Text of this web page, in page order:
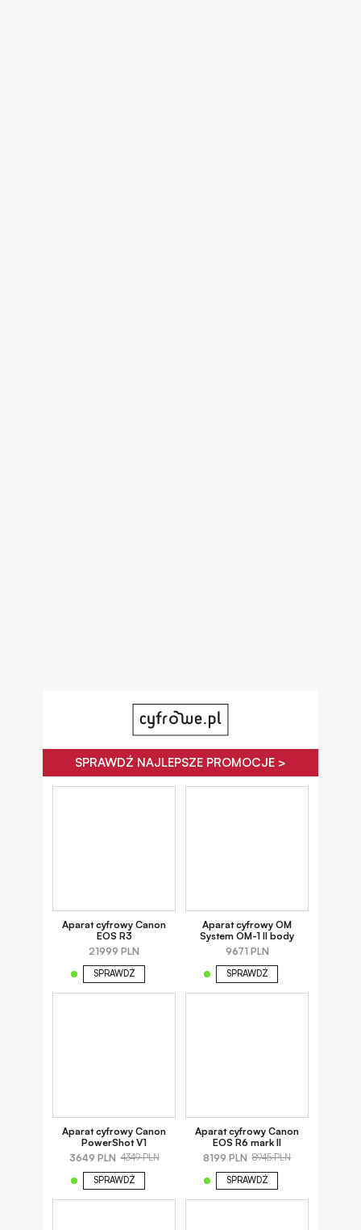
SPRAWDŹ NAJLEPSZE PROMOCJE >
Aparat cyfrowy Canon
EOS R3
21999 PLN
SPRAWDŹ
Aparat cyfrowy OM
System OM-1 II body
9671 PLN
SPRAWDŹ
Aparat cyfrowy Canon
PowerShot V1
3649 PLN 4349 PLN
SPRAWDŹ
Aparat cyfrowy Canon
EOS R6 mark II
8199 PLN 8945 PLN
SPRAWDŹ